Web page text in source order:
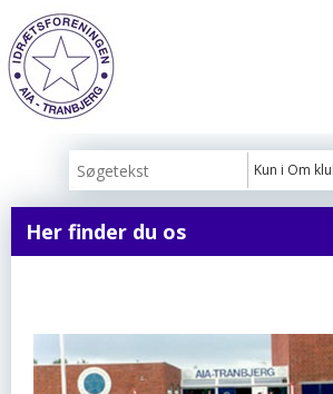
Kun i Om
Her finder du os